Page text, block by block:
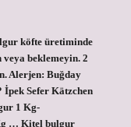
köfte üretiminde
veya beklemeyin. 2
Alerjen: Buğday
Sefer Kätzchen
1 Kg-
… Kitel bulgur